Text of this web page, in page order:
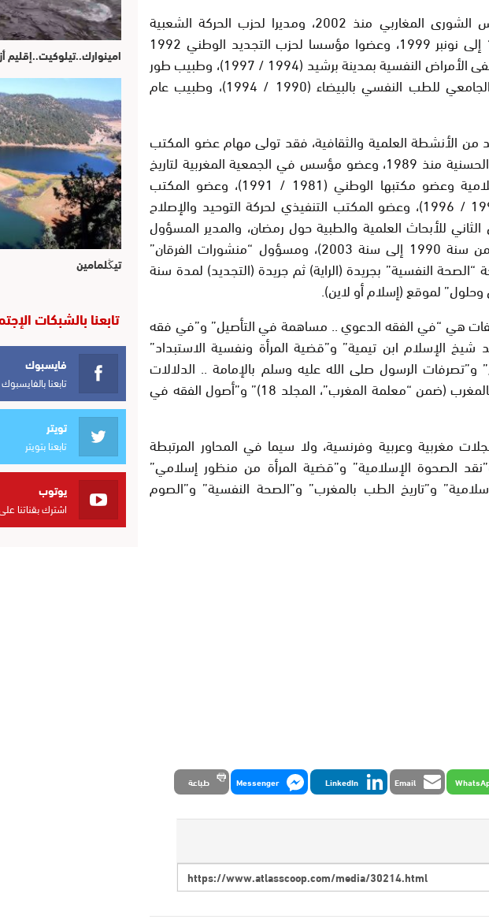
كما كان السيد العثماني عضوا بمجلس الشورى المغاربي منذ 2002، ومديرا لحزب الحركة الشعبية
الدستورية الديمقراطية من يناير 1998 إلى نونبر 1999، وعضوا مؤسسا لحزب التجديد الوطني 1992
(تعرض للمنع)، وطبيب نفساني بمستشفى الأمراض النفسية بمدينة برشيد (1994 / 1997)، وطبيب طور
التخصص في الطب النفسي بالمركز الجامعي للطب النفسي بالبيضاء (1990 / 1994)، وطبيب عام
من الأنشطة العلمية والثقافية، فقد تولى مهام عضو المكتب
التنفيذي لجمعية العلماء بدار الحديث الحسنية منذ 1989، وعضو مؤسس في الجمعية المغربية لتاريخ
الطب، وعضو مؤسس بالجماعة الإسلامية وعضو مكتبها الوطني (1981 / 1991)، وعضو المكتب
التنفيذي لحركة الإصلاح والتجديد (1991 / 1996)، وعضو المكتب التنفيذي لحركة التوحيد والإصلاح
الثاني للأبحاث العلمية والطبية حول رمضان، والمدير المسؤول
لمجلة “الفرقان” الثقافية الإسلامية (من سنة 1990 إلى سنة 2003)، ومسؤول “منشورات الفرقان”
ومحرر صفحة “الصحة النفسية” بجريدة (الراية) ثم جريدة (التجديد) لمدة سنة
لموقع (إسلام أو لاين).
هي “في الفقه الدعوي .. مساهمة في التأصيل” و”في فقه
شيخ الإسلام ابن تيمية” و”قضية المرأة ونفسية الاستبداد”
و”تصرفات الرسول صلى الله عليه وسلم بالإمامة .. الدلالات
المنهجية والتشريعية” و”الطب العام بالمغرب (ضمن “معلمة المغرب”، المجلد 18)” و”أصول الفقه في
مغربية وعربية وفرنسية، ولا سيما في المحاور المرتبطة
الصحوة الإسلامية” و”قضية المرأة من منظور إسلامي”
و”تاريخ الطب بالمغرب” و”الصحة النفسية” و”الصوم
Email
LinkedIn
Messenger طباعة
امينوارك..تيلوكيت..إقليم
تيڭلمامين
تابعنا بالشبكات
فايسبوك
تابعنا بالفايسبوك
تويتر
تابعنا بتويتر
يوتوب
اشترك بقناتنا